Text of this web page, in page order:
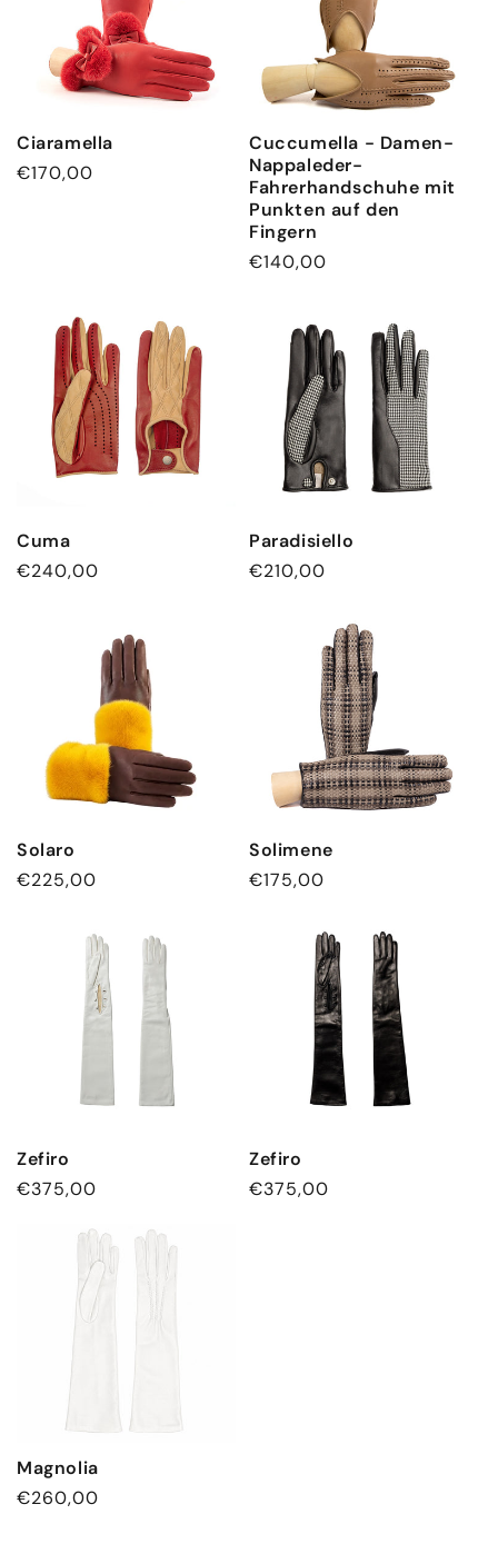
Ciaramella
Normaler
€170,00
Cuccumella - Damen-
Nappaleder-
Fahrerhandschuhe mit
Punkten auf den
Fingern
Normaler
€140,00
Cuma
Normaler
€240,00
Paradisiello
Normaler
€210,00
Solaro
Normaler
€225,00
Solimene
Normaler
€175,00
Zefiro
Normaler
€375,00
Zefiro
Normaler
€375,00
Magnolia
Normaler
€260,00